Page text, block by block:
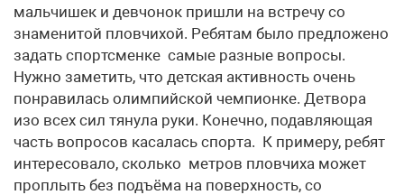
мальчишек и девчонок пришли на встречу со
знаменитой пловчихой. Ребятам было предложено
задать спортсменке самые разные вопросы.
Нужно заметить, что детская активность очень
понравилась олимпийской чемпионке. Детвора
изо всех сил тянула руки. Конечно, подавляющая
часть вопросов касалась спорта. К примеру, ребят
интересовало, сколько метров пловчиха может
проплыть без подъёма на поверхность, со